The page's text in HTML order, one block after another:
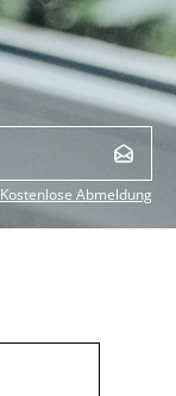
Kostenlose Abmeldung